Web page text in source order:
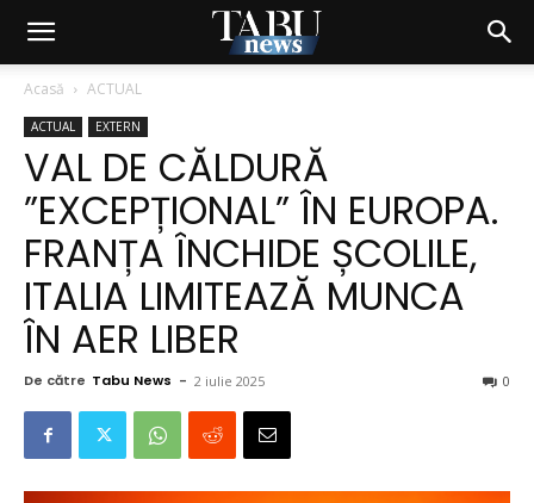
Acasă ACTUAL
ACTUAL EXTERN
VAL DE CĂLDURĂ
”EXCEPȚIONAL” ÎN EUROPA.
FRANȚA ÎNCHIDE ȘCOLILE,
ITALIA LIMITEAZĂ MUNCA
ÎN AER LIBER
De către Tabu News - 2 iulie 2025 0